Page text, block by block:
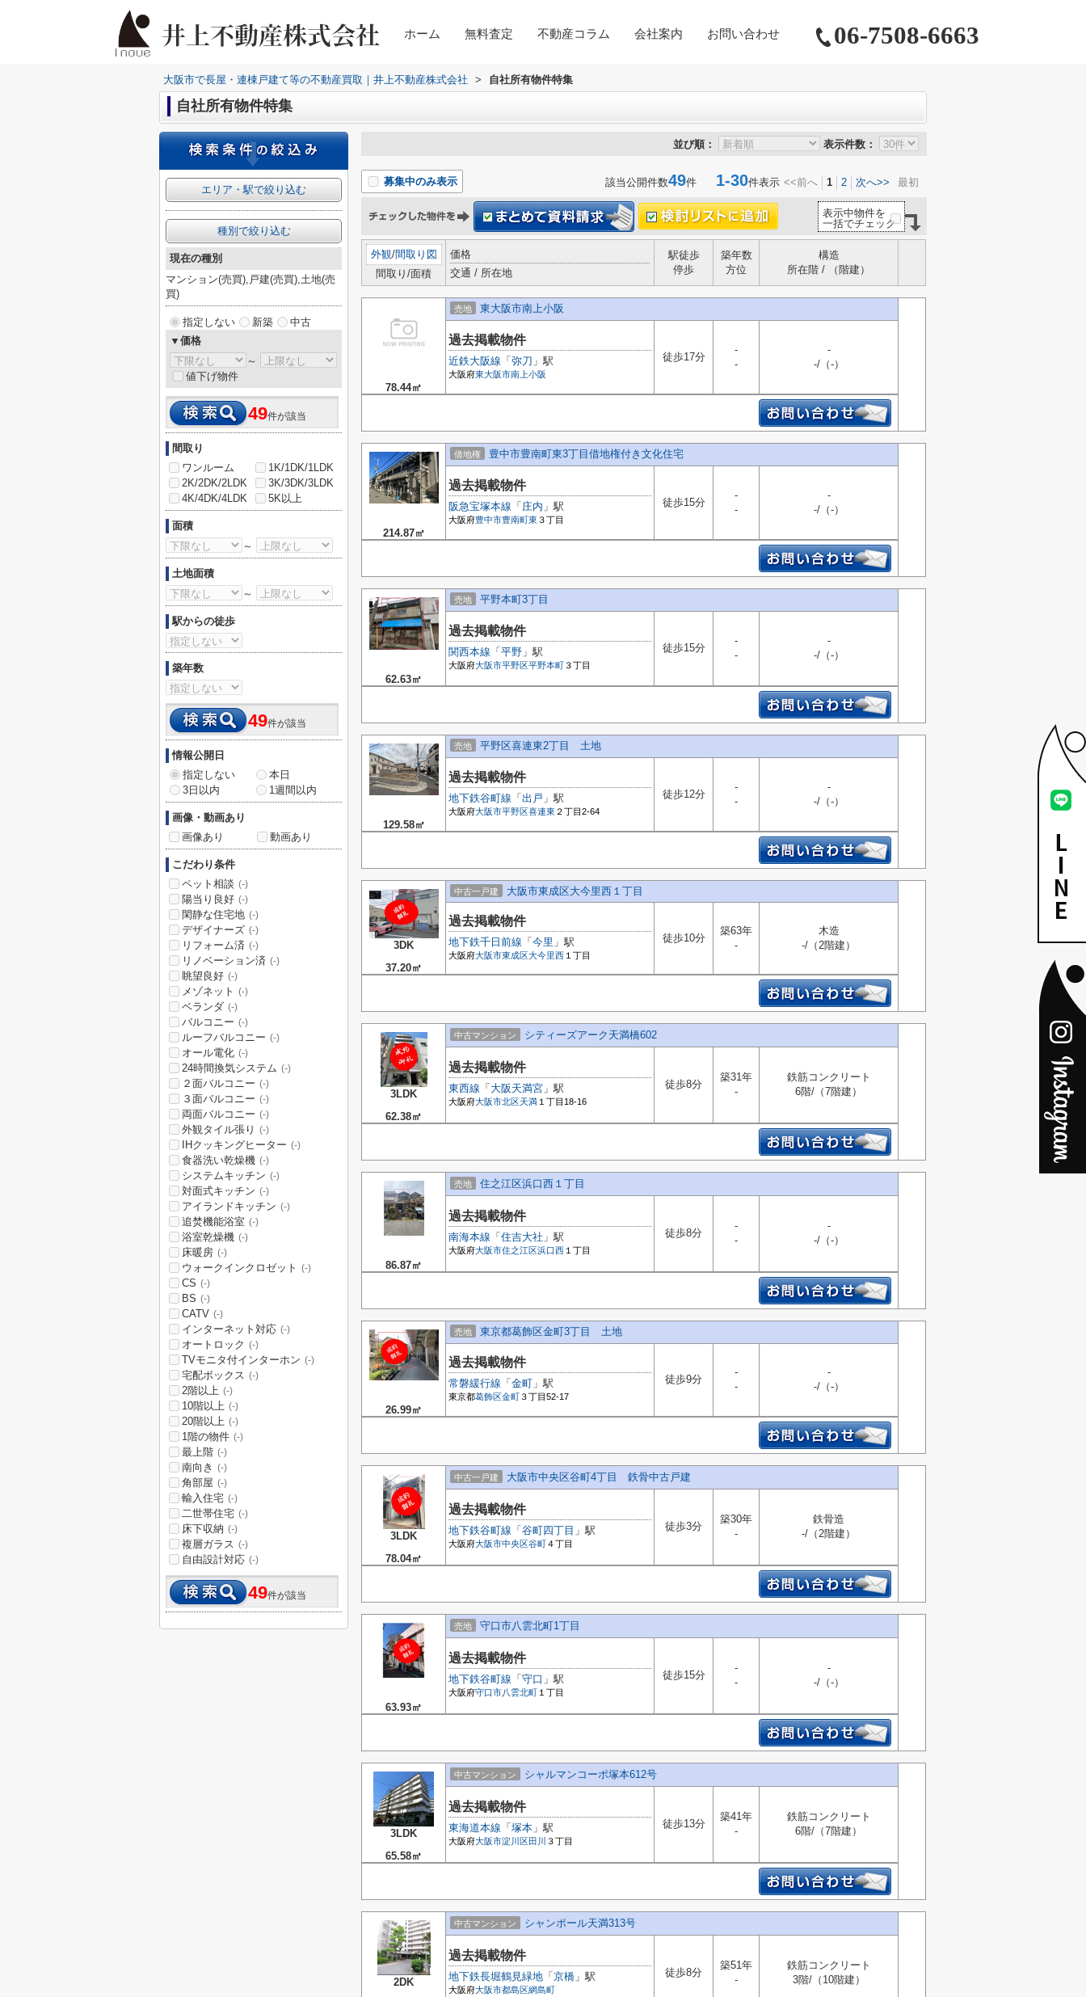
ホーム 無料査定 不動産コラム 会社案内 お問い合わせ 06-7508-6663
大阪市で長屋・連棟戸建て等の不動産買取｜井上不動産株式会社 > 自社所有物件特集
自社所有物件特集
並び順： 表示件数：
募集中のみ表示 該当公開件数49件 1-30件表示 <<前へ 1 2 次へ>> 最初
表示中物件を
一括でチェック
外観/間取り図
間取り/面積
価格
交通 / 所在地
駅徒歩
停歩
築年数
方位
構造
所在階 / （階建）
78.44㎡
売地 東大阪市南上小阪
過去掲載物件
近鉄大阪線 「 弥刀 」駅
大阪府東大阪市南上小阪
徒歩17分
-
-
-
-/（-）
214.87㎡
借地権 豊中市豊南町東3丁目借地権付き文化住宅
過去掲載物件
阪急宝塚本線 「 庄内 」駅
大阪府豊中市豊南町東３丁目
徒歩15分
-
-
-
-/（-）
62.63㎡
売地 平野本町3丁目
過去掲載物件
関西本線 「 平野 」駅
大阪府大阪市平野区平野本町 ３丁目
徒歩15分
-
-
-
-/（-）
129.58㎡
売地 平野区喜連東2丁目 土地
過去掲載物件
地下鉄谷町線 「 出戸 」駅
大阪府大阪市平野区喜連東 ２丁目2-64
徒歩12分
-
-
-
-/（-）
3DK
37.20㎡
中古一戸建 大阪市東成区大今里西１丁目
過去掲載物件
地下鉄千日前線 「 今里 」駅
大阪府大阪市東成区大今里西 １丁目
徒歩10分
築63年
-
木造
-/（2階建）
3LDK
62.38㎡
中古マンション シティーズアーク天満橋602
過去掲載物件
東西線 「 大阪天満宮 」駅
大阪府大阪市北区 天満 １丁目18-16
徒歩8分
築31年
-
鉄筋コンクリート
6階/（7階建）
86.87㎡
売地 住之江区浜口西１丁目
過去掲載物件
南海本線 「 住吉大社 」駅
大阪府大阪市住之江区浜口西 １丁目
徒歩8分
-
-
-
-/（-）
26.99㎡
売地 東京都葛飾区金町3丁目 土地
過去掲載物件
常磐緩行線 「 金町 」駅
東京都葛飾区金町 ３丁目52-17
徒歩9分
-
-
-
-/（-）
3LDK
78.04㎡
中古一戸建 大阪市中央区谷町4丁目 鉄骨中古戸建
過去掲載物件
地下鉄谷町線 「 谷町四丁目 」駅
大阪府大阪市中央区谷町 ４丁目
徒歩3分
築30年
-
鉄骨造
-/（2階建）
63.93㎡
売地 守口市八雲北町1丁目
過去掲載物件
地下鉄谷町線 「 守口 」駅
大阪府守口市八雲北町 １丁目
徒歩15分
-
-
-
-/（-）
3LDK
65.58㎡
中古マンション シャルマンコーポ塚本612号
過去掲載物件
東海道本線 「 塚本 」駅
大阪府大阪市淀川区 田川 ３丁目
徒歩13分
築41年
-
鉄筋コンクリート
6階/（7階建）
2DK
中古マンション シャンポール天満313号
過去掲載物件
地下鉄長堀鶴見緑地 「 京橋 」駅
大阪府大阪市都島区網島町
徒歩8分
築51年
-
鉄筋コンクリート
3階/（10階建）
エリア・駅で絞り込む
種別で絞り込む
現在の種別
マンション(売買),戸建(売買),土地(売
買)
指定しない 新築
中古
▼価格
～
値下げ物件
49件が該当
間取り
ワンルーム
1K/1DK/1LDK
2K/2DK/2LDK
3K/3DK/3LDK
4K/4DK/4LDK
5K以上
面積
～
土地面積
～
駅からの徒歩
築年数
49件が該当
情報公開日
指定しない
本日
3日以内
1週間以内
画像・動画あり
画像あり
動画あり
こだわり条件
ペット相談 (-)
陽当り良好 (-)
閑静な住宅地 (-)
デザイナーズ (-)
リフォーム済 (-)
リノベーション済 (-)
眺望良好 (-)
メゾネット (-)
ベランダ (-)
バルコニー (-)
ルーフバルコニー (-)
オール電化 (-)
24時間換気システム (-)
２面バルコニー (-)
３面バルコニー (-)
両面バルコニー (-)
外観タイル張り (-)
IHクッキングヒーター (-)
食器洗い乾燥機 (-)
システムキッチン (-)
対面式キッチン (-)
アイランドキッチン (-)
追焚機能浴室 (-)
浴室乾燥機 (-)
床暖房 (-)
ウォークインクロゼット (-)
CS (-)
BS (-)
CATV (-)
インターネット対応 (-)
オートロック (-)
TVモニタ付インターホン (-)
宅配ボックス (-)
2階以上 (-)
10階以上 (-)
20階以上 (-)
1階の物件 (-)
最上階 (-)
南向き (-)
角部屋 (-)
輸入住宅 (-)
二世帯住宅 (-)
床下収納 (-)
複層ガラス (-)
自由設計対応 (-)
49件が該当